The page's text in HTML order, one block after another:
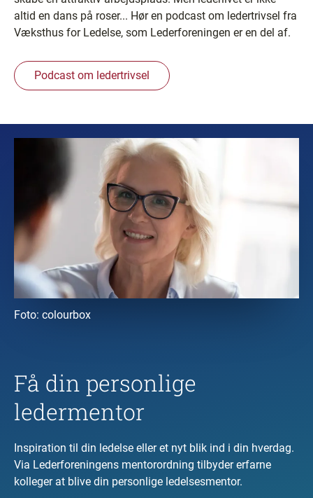
altid en dans på roser... Hør en podcast om ledertrivsel fra
Væksthus for Ledelse, som Lederforeningen er en del af.
Podcast om ledertrivsel
Foto: colourbox
Få din personlige
ledermentor
Inspiration til din ledelse eller et nyt blik ind i din hverdag.
Via Lederforeningens mentorordning tilbyder erfarne
kolleger at blive din personlige ledelsesmentor.